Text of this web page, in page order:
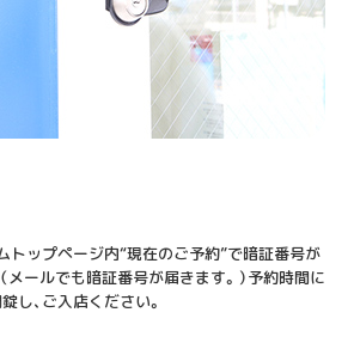
トップページ内“現在のご予約”で暗証番号が
メールでも暗証番号が届きます。）予約時間に
し、ご入店ください。